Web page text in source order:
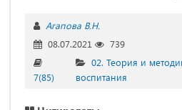
Агапова В.Н.
08.07.2021
739
7(85)
02. Теория и
воспитания